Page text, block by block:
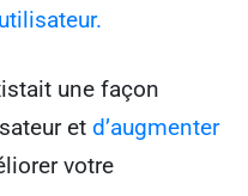
une façon
et d’augmenter
votre